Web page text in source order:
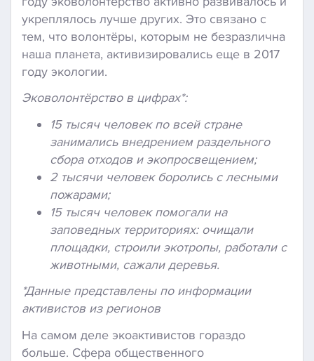
укреплялось лучше других. Это связано с
тем, что волонтёры, которым не безразлична
наша планета, активизировались еще в 2017
году экологии.
Эковолонтёрство в цифрах*:
15 тысяч человек по всей стране
занимались внедрением раздельного
сбора отходов и экопросвещением;
2 тысячи человек боролись с лесными
пожарами;
15 тысяч человек помогали на
заповедных территориях: очищали
площадки, строили экотропы, работали с
животными, сажали деревья.
*Данные представлены по информации
активистов из регионов
На самом деле экоактивистов гораздо
больше. Сфера общественного